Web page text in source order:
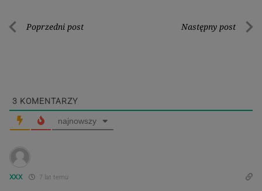
Nawigacja
Poprzedni post Następny post
3 KOMENTARZY
najnowszy
xxx 7 lat temu